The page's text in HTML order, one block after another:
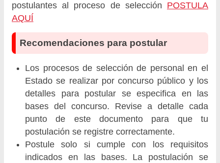
postulantes al proceso de selección POSTULA
AQUÍ
Recomendaciones para postular
Los procesos de selección de personal en el
Estado se realizar por concurso público y los
detalles para postular se especifica en las
bases del concurso. Revise a detalle cada
punto de este documento para que tu
postulación se registre correctamente.
Postule solo si cumple con los requisitos
indicados en las bases. La postulación se